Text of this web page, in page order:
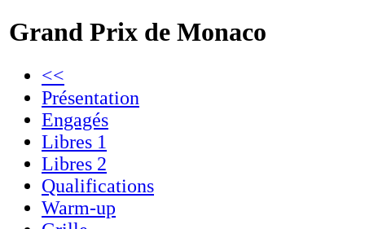
Grand Prix de Monaco
<<
Présentation
Engagés
Libres 1
Libres 2
Qualifications
Warm-up